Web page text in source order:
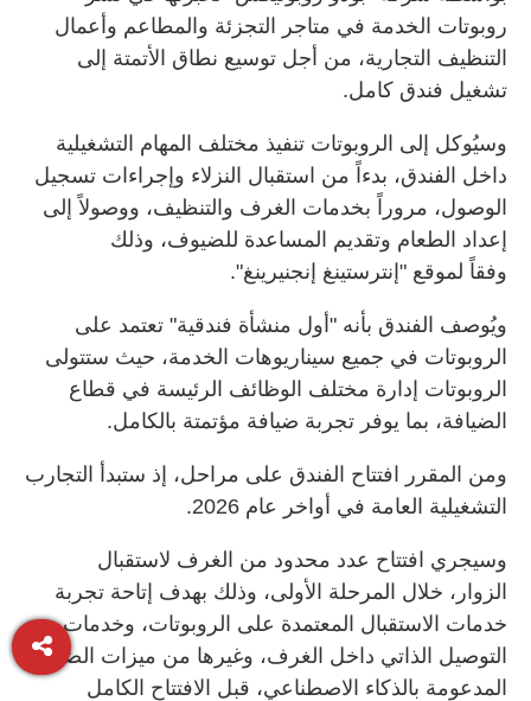
روبوتات الخدمة في متاجر التجزئة والمطاعم وأعمال
التنظيف التجارية، من أجل توسيع نطاق الأتمتة إلى
تشغيل فندق كامل.
وسيُوكل إلى الروبوتات تنفيذ مختلف المهام التشغيلية
داخل الفندق، بدءاً من استقبال النزلاء وإجراءات تسجيل
الوصول، مروراً بخدمات الغرف والتنظيف، ووصولاً إلى
إعداد الطعام وتقديم المساعدة للضيوف، وذلك
وفقاً لموقع "إنترستينغ إنجنيرينغ".
ويُوصف الفندق بأنه "أول منشأة فندقية" تعتمد على
الروبوتات في جميع سيناريوهات الخدمة، حيث ستتولى
الروبوتات إدارة مختلف الوظائف الرئيسة في قطاع
الضيافة، بما يوفر تجربة ضيافة مؤتمتة بالكامل.
ومن المقرر افتتاح الفندق على مراحل، إذ ستبدأ التجارب
التشغيلية العامة في أواخر عام 2026.
وسيجري افتتاح عدد محدود من الغرف لاستقبال
الزوار، خلال المرحلة الأولى، وذلك بهدف إتاحة تجربة
خدمات الاستقبال المعتمدة على الروبوتات، وخدمات
التوصيل الذاتي داخل الغرف، وغيرها من ميزات الضيافة
المدعومة بالذكاء الاصطناعي، قبل الافتتاح الكامل